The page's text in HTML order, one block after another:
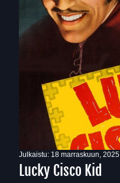
Julkaistu: 18 marraskuun, 2025
Lucky Cisco Kid